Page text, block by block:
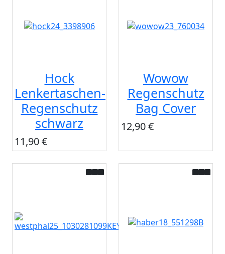
Hock
Lenkertaschen-
Regenschutz
schwarz
11,90 €
Wowow
Regenschutz
Bag Cover
12,90 €